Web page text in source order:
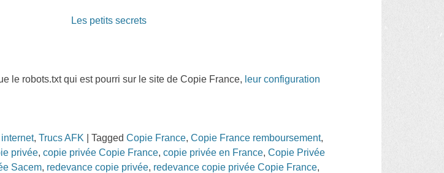
Les petits secrets
le robots.txt qui est pourri sur le site de Copie France, leur configuration
,Trucs AFK |TaggedCopie France,Copie France remboursement,
privée,copie privée Copie France,copie privée en France,Copie Privée
Sacem, redevance copie privée, redevance copie privée Copie France,